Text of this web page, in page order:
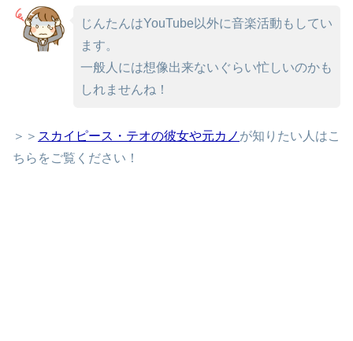
じんたんはYouTube以外に音楽活動もしてい
ます。
一般人には想像出来ないぐらい忙しいのかも
しれませんね！
＞＞ スカイピース・テオの彼女や元カノ が知りたい人はこ
ちらをご覧ください！